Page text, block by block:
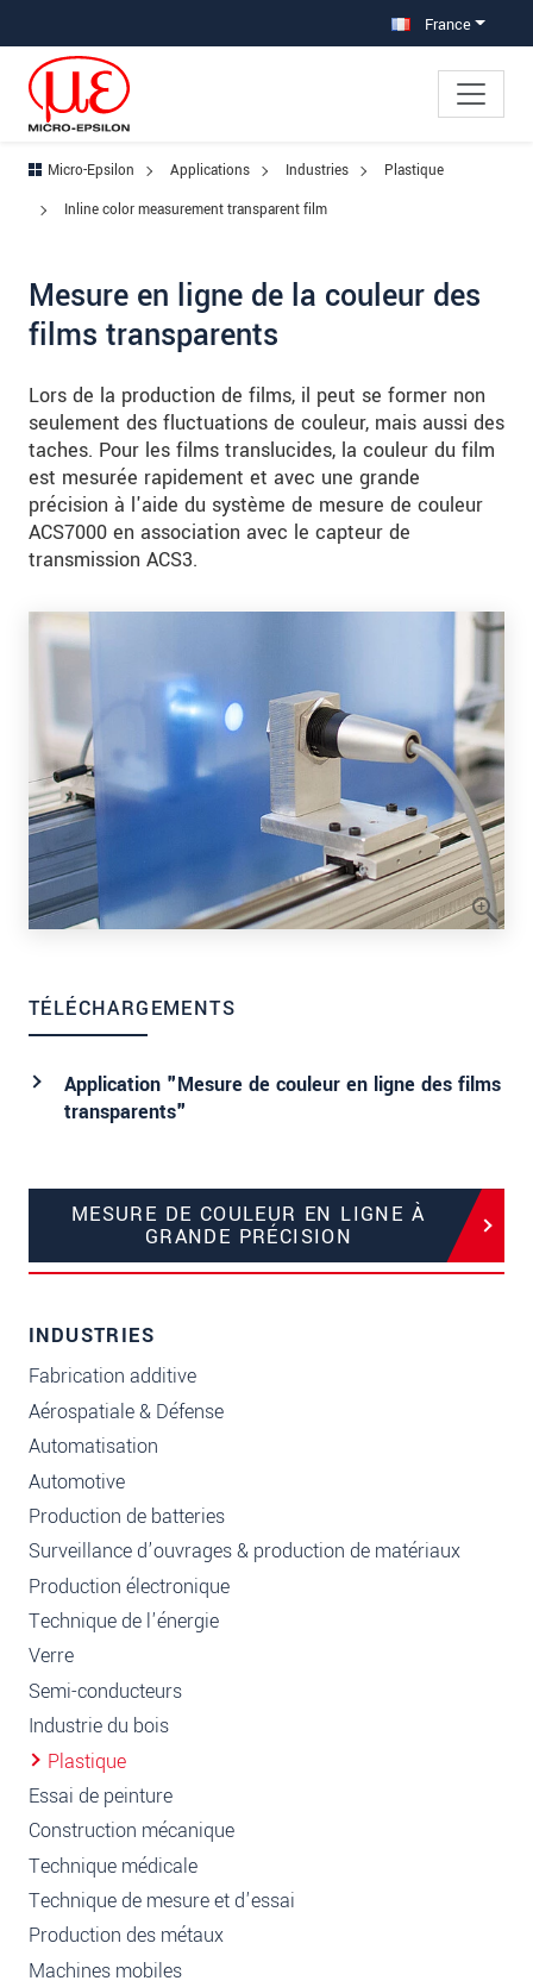
France
Micro-Epsilon Applications Industries
Plastique
Inline color measurement transparent film
Mesure en ligne de la couleur des
films transparents
Lors de la production de films, il peut se former non
seulement des fluctuations de couleur, mais aussi des
taches. Pour les films translucides, la couleur du film
est mesurée rapidement et avec une grande
précision à l'aide du système de mesure de couleur
ACS7000 en association avec le capteur de
transmission ACS3.
TÉLÉCHARGEMENTS
Application "Mesure de couleur en ligne des films
transparents"
MESURE DE COULEUR EN LIGNE À
GRANDE PRÉCISION
INDUSTRIES
Fabrication additive
Aérospatiale & Défense
Automatisation
Automotive
Production de batteries
Surveillance d’ouvrages & production de matériaux
Production électronique
Technique de l'énergie
Verre
Semi-conducteurs
Industrie du bois
Plastique
Essai de peinture
Construction mécanique
Technique médicale
Technique de mesure et d'essai
Production des métaux
Machines mobiles